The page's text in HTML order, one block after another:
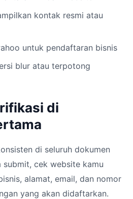
kontak resmi atau
untuk pendaftaran bisnis
blur atau terpotong
di
di seluruh dokumen
cek website kamu
alamat, email, dan nomor
yang akan didaftarkan.